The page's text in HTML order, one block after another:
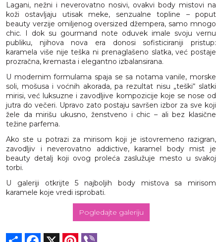
Lagani, nežni i neverovatno nosivi, ovakvi body mistovi na
koži ostavljaju utisak meke, senzualne topline – poput
beauty verzije omiljenog oversized džempera, samo mnogo
chic. I dok su gourmand note oduvek imale svoju vernu
publiku, njihova nova era donosi sofisticiraniji pristup:
karamela više nije teška ni prenaglašeno slatka, već postaje
prozračna, kremasta i elegantno izbalansirana.
U modernim formulama spaja se sa notama vanile, morske
soli, mošusa i voćnih akorada, pa rezultat nisu „teški“ slatki
mirisi, već luksuzne i zavodljive kompozicije koje se nose od
jutra do večeri. Upravo zato postaju savršen izbor za sve koji
žele da mirišu ukusno, ženstveno i chic – ali bez klasične
težine parfema.
Ako ste u potrazi za mirisom koji je istovremeno razigran,
zavodljiv i neverovatno addictive, karamel body mist je
beauty detalj koji ovog proleća zaslužuje mesto u svakoj
torbi.
U galeriji otkrijte 5 najboljih body mistova sa mirisom
karamele koje vredi isprobati.
Pogledajte galeriju
Share Facebook Pinterest